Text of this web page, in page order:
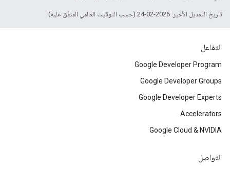
تاريخ التعديل الأخير: 2026-02-24 (حسب التوقيت العالمي المتفَّق عليه)
التفاعل
Google Developer Program
Google Developer Groups
Google Developer Experts
Accelerators
Google Cloud & NVIDIA
التواصل